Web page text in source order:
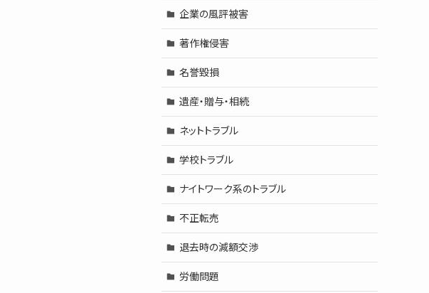
企業の風評被害
著作権侵害
名誉毀損
遺産・贈与・相続
ネットトラブル
学校トラブル
ナイトワーク系のトラブル
不正転売
退去時の減額交渉
労働問題